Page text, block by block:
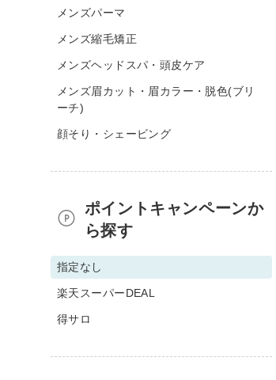
メンズパーマ
メンズ縮毛矯正
メンズヘッドスパ・頭皮ケア
メンズ眉カット・眉カラー・脱色(ブリ
ーチ)
顔そり・シェービング
ポイントキャンペーンか
ら探す
指定なし
楽天スーパーDEAL
得サロ